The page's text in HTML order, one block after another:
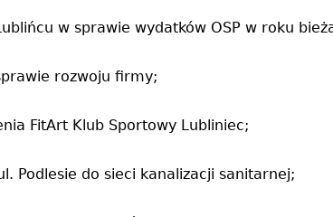
w sprawie wydatków OSP w roku
rozwoju firmy;
FitArt Klub Sportowy Lubliniec;
Podlesie do sieci kanalizacji sanitarnej;